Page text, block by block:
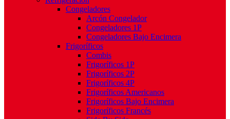
Congeladores
Arcón Congelador
Congeladores 1P
Congeladores Bajo Encimera
Frigoríficos
Combis
Frigoríficos 1P
Frigoríficos 2P
Frigoríficos 4P
Frigoríficos Americanos
Frigoríficos Bajo Encimera
Frigoríficos Francés